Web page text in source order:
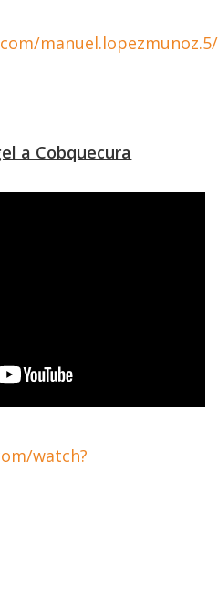
a Cobquecura
watch?